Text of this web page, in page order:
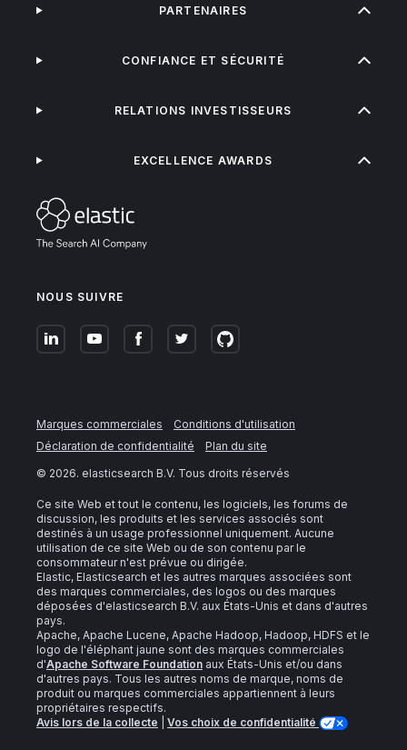
NOUS SUIVRE
PARTENAIRES
CONFIANCE ET SÉCURITÉ
RELATIONS INVESTISSEURS
EXCELLENCE AWARDS
Marques commerciales
Conditions d'utilisation
Déclaration de confidentialité
Plan du site
© 2026. elasticsearch B.V. Tous droits réservés
Ce site Web et tout le contenu, les logiciels, les forums de
discussion, les produits et les services associés sont
destinés à un usage professionnel uniquement. Aucune
utilisation de ce site Web ou de son contenu par le
consommateur n'est prévue ou dirigée.
Elastic, Elasticsearch et les autres marques associées sont
des marques commerciales, des logos ou des marques
déposées d'elasticsearch B.V. aux États-Unis et dans d'autres
pays.
Apache, Apache Lucene, Apache Hadoop, Hadoop, HDFS et le
logo de l'éléphant jaune sont des marques commerciales
d'Apache Software Foundation aux États-Unis et/ou dans
d'autres pays. Tous les autres noms de marque, noms de
produit ou marques commerciales appartiennent à leurs
propriétaires respectifs.
Avis lors de la collecte
Vos choix de confidentialité